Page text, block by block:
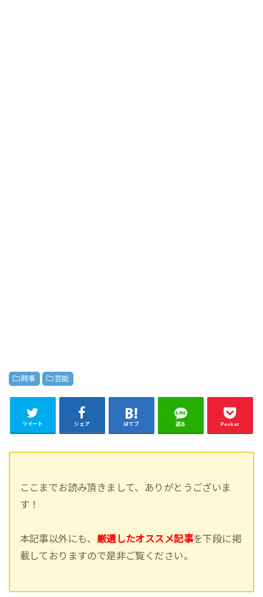
時事 芸能
ツイート シェア はてブ 送る Pocket
ここまでお読み頂きまして、ありがとうございま
す！
本記事以外にも、 厳選したオススメ記事を下段に掲
載しておりますので是非ご覧ください。